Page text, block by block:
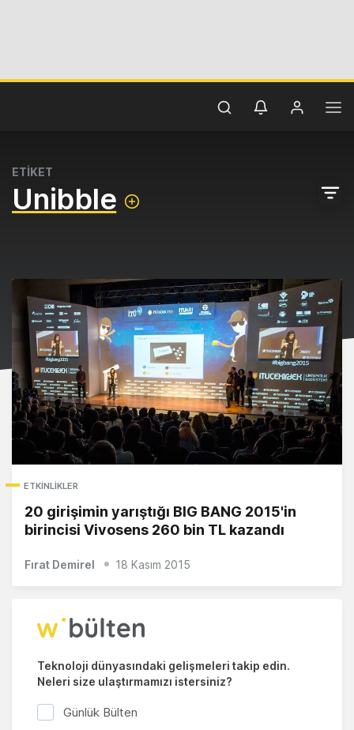
ETİKET
Unibble
ETKINLIKLER
20 girişimin yarıştığı BIG BANG 2015'in
birincisi Vivosens 260 bin TL kazandı
Fırat Demirel 18 Kasım 2015
Teknoloji dünyasındaki gelişmeleri takip edin.
Neleri size ulaştırmamızı istersiniz?
Günlük Bülten